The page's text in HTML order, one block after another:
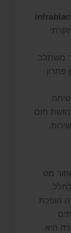
משתלב
חום
מט
הופכת
היא